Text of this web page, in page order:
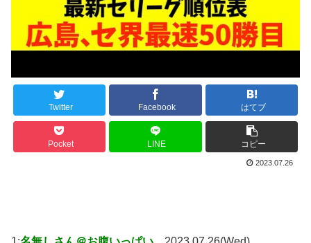
Twitter Facebook はてブ
Pocket LINE コピー
2023.07.26